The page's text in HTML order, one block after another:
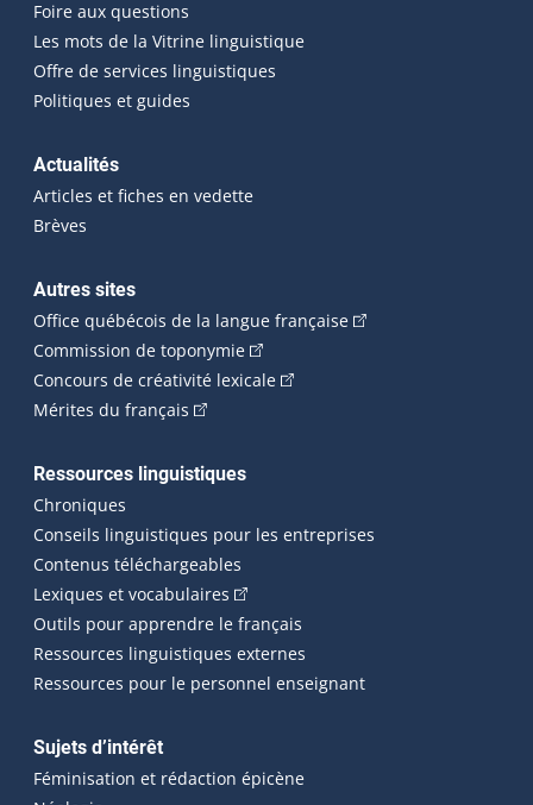
Foire aux questions
Les mots de la Vitrine linguistique
Offre de services linguistiques
Politiques et guides
Actualités
Articles et fiches en vedette
Brèves
Autres sites
Office québécois de la langue française(Cet hyperlien
Commission de toponymie(Cet hyperlien externe s'ouvrira
Concours de créativité lexicale(Cet hyperlien externe
Mérites du français (Cet hyperlien externe s'ouvrira dans une
Ressources linguistiques
Chroniques
Conseils linguistiques pour les entreprises
Contenus téléchargeables
Lexiques et vocabulaires (Cet hyperlien externe s'ouvrira
Outils pour apprendre le français
Ressources linguistiques externes
Ressources pour le personnel enseignant
Sujets d’intérêt
Féminisation et rédaction épicène